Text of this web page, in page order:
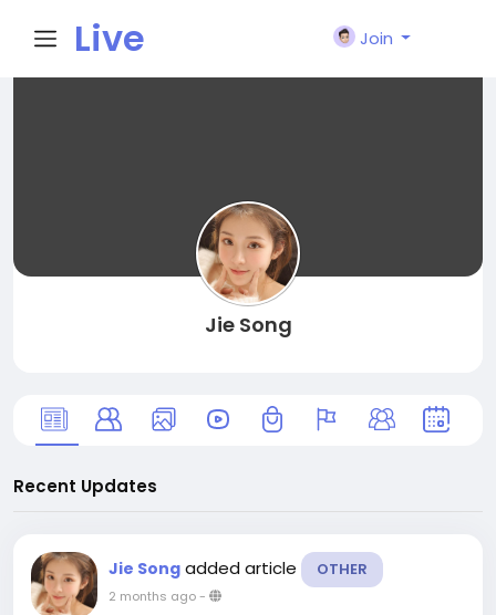
Live
Join
Jie Song
Recent Updates
Jie Song added article OTHER
2 months ago-